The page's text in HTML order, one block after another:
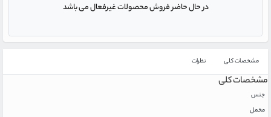
در حال حاضر فروش محصولات غیرفعال می باشد
مشخصات کلی نظرات
مشخصات کلی
جنس
مخمل